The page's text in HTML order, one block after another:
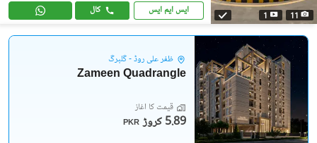
11
1 ایس ایم ایس کال
ظفر علی روڈ - گلبرگ
Zameen Quadrangle
قیمت کا آغاز
PKR 5.89 کروڑ